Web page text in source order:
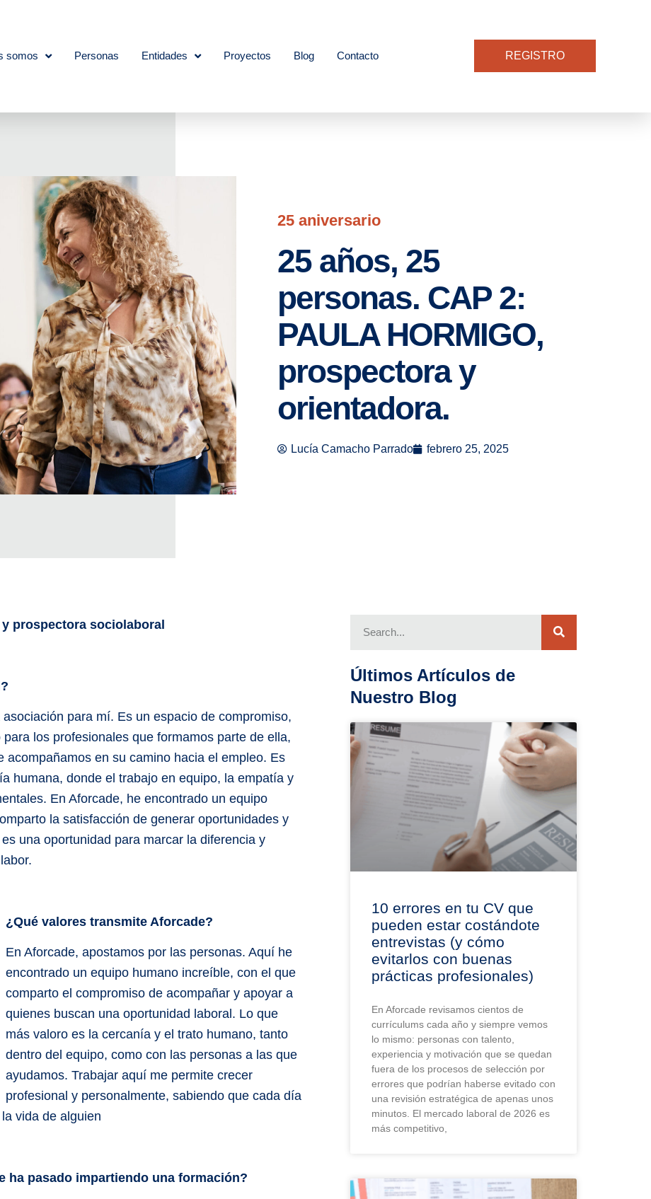
somos Personas Entidades Proyectos Blog Contacto REGISTRO
25 aniversario
25 años, 25
personas. CAP 2:
PAULA HORMIGO,
prospectora y
orientadora.
Lucía Camacho Parrado febrero 25, 2025
y prospectora sociolaboral
para mí. Es un espacio de compromiso,
los profesionales que formamos parte de ella,
acompañamos en su camino hacia el empleo. Es
humana, donde el trabajo en equipo, la empatía y
En Aforcade, he encontrado un equipo
la satisfacción de generar oportunidades y
una oportunidad para marcar la diferencia y
¿Qué valores transmite Aforcade?
En Aforcade, apostamos por las personas. Aquí he
encontrado un equipo humano increíble, con el que
comparto el compromiso de acompañar y apoyar a
quienes buscan una oportunidad laboral. Lo que
más valoro es la cercanía y el trato humano, tanto
dentro del equipo, como con las personas a las que
ayudamos. Trabajar aquí me permite crecer
profesional y personalmente, sabiendo que cada día
vida de alguien
ha pasado impartiendo una formación?
Últimos Artículos de
Nuestro Blog
10 errores en tu CV que
pueden estar costándote
entrevistas (y cómo
evitarlos con buenas
prácticas profesionales)
En Aforcade revisamos cientos de
currículums cada año y siempre vemos
lo mismo: personas con talento,
experiencia y motivación que se quedan
fuera de los procesos de selección por
errores que podrían haberse evitado con
una revisión estratégica de apenas unos
minutos. El mercado laboral de 2026 es
más competitivo,